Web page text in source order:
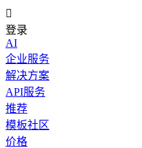

登录
AI
企业服务
解决方案
API服务
推荐
模板社区
价格